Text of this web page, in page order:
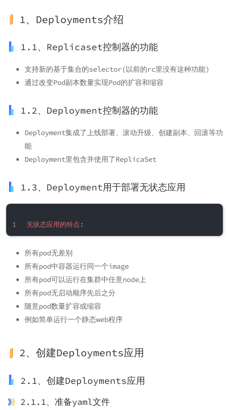
1、Deployments介绍
1.1、Replicaset控制器的功能
支持新的基于集合的selector(以前的rc里没有这种功能)
通过改变Pod副本数量实现Pod的扩容和缩容
1.2、Deployment控制器的功能
Deployment集成了上线部署、滚动升级、创建副本、回滚等功
能
Deployment里包含并使用了ReplicaSet
1.3、Deployment用于部署无状态应用
无状态应用的特点 :
所有pod无差别
所有pod中容器运行同一个image
所有pod可以运行在集群中任意node上
所有pod无启动顺序先后之分
随意pod数量扩容或缩容
例如简单运行一个静态web程序
2、创建Deployments应用
2.1、创建Deployments应用
2.1.1、准备yaml文件